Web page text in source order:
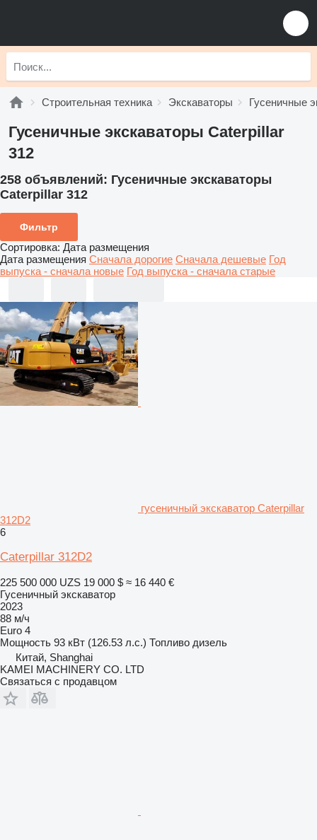
Строительная техника Экскаваторы Гусеничные
Гусеничные экскаваторы Caterpillar
312
258 объявлений: Гусеничные экскаваторы
Caterpillar 312
Фильтр
Сортировка: Дата размещения
Дата размещения Сначала дорогие Сначала дешевые Год
выпуска - сначала новые Год выпуска - сначала старые
гусеничный экскаватор Caterpillar
312D2
6
Caterpillar 312D2
225 500 000 UZS 19 000 $ ≈ 16 440 €
Гусеничный экскаватор
2023
88 м/ч
Euro 4
Мощность 93 кВт (126.53 л.с.) Топливо дизель
Китай, Shanghai
KAMEI MACHINERY CO. LTD
Связаться с продавцом